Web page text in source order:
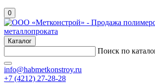
0
Каталог
Поиск по
info@habmetkonstroy.ru
+7 (4212) 27-28-28